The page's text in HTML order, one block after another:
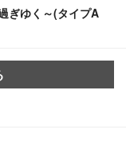
ぎゆく～(タイプA